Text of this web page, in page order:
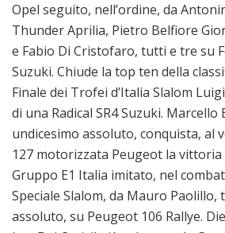
Opel seguito, nell’ordine, da
Thunder Aprilia, Pietro Belfiore
e Fabio Di Cristofaro, tutti e tre su
Suzuki. Chiude la top ten della
Finale dei Trofei d’Italia Slalom
di una Radical SR4 Suzuki. Marcello
undicesimo assoluto, conquista, al
127 motorizzata Peugeot la
Gruppo E1 Italia imitato, nel
Speciale Slalom, da Mauro Paolillo,
assoluto, su Peugeot 106 Rallye.